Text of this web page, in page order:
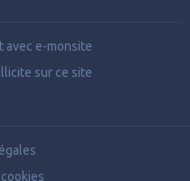
avec e-monsite
sur ce site